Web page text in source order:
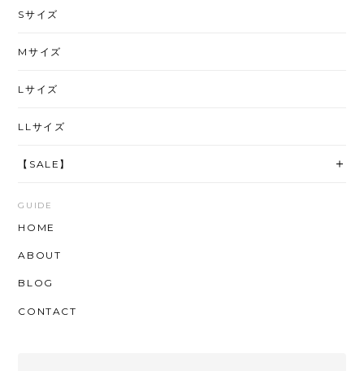
Sサイズ
Mサイズ
Lサイズ
LLサイズ
【SALE】
GUIDE
HOME
ABOUT
BLOG
CONTACT